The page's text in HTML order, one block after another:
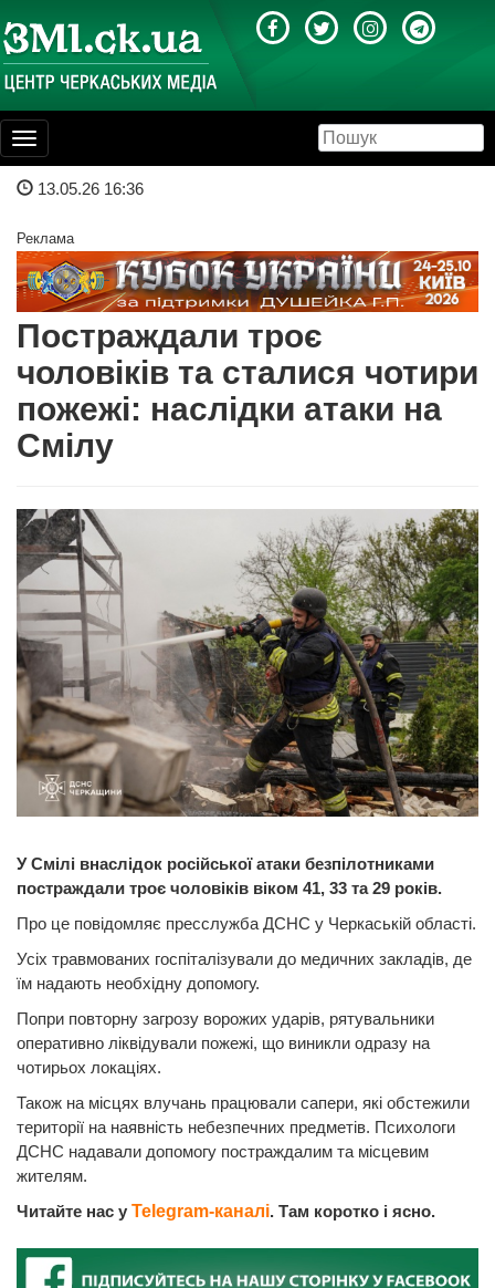
Toggle
navigation
13.05.26 16:36
Реклама
Постраждали троє
чоловіків та сталися чотири
пожежі: наслідки атаки на
Смілу
У Смілі внаслідок російської атаки безпілотниками
постраждали троє чоловіків віком 41, 33 та 29 років.
Про це повідомляє пресслужба ДСНС у Черкаській області.
Усіх травмованих госпіталізували до медичних закладів, де
їм надають необхідну допомогу.
Попри повторну загрозу ворожих ударів, рятувальники
оперативно ліквідували пожежі, що виникли одразу на
чотирьох локаціях.
Також на місцях влучань працювали сапери, які обстежили
території на наявність небезпечних предметів. Психологи
ДСНС надавали допомогу постраждалим та місцевим
жителям.
Читайте нас у Telegram-каналі. Там коротко і ясно.